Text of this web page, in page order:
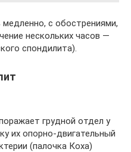
с обострениями,
нескольких часов —
спондилита).
грудной отдел у
их опорно-двигательный
(палочка Коха)